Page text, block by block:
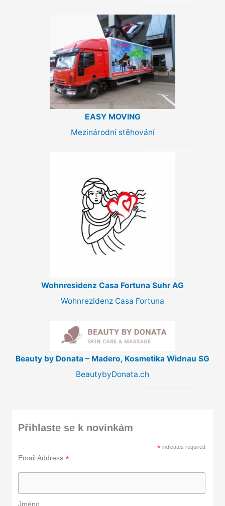
EASY MOVING
Mezinárodní stěhování
Wohnresidenz Casa Fortuna Suhr AG
Wohnrezidenz Casa Fortuna
Beauty by Donata – Madero, Kosmetika Widnau SG
BeautybyDonata.ch
Přihlaste se k novinkám
*indicates required
Email Address *
Jméno